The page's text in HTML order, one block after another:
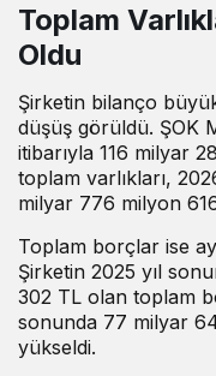
Toplam
Oldu
Şirketin bilanço
düşüş görüldü. ŞOK
itibarıyla 116 milyar
toplam varlıkları,
milyar 776 milyon
Toplam borçlar ise
Şirketin 2025 yıl
302 TL olan toplam
sonunda 77 milyar
yükseldi.